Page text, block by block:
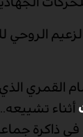
الروحي
القمري
أثناء
ذاكرة